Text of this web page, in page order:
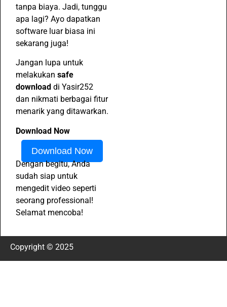
tanpa biaya. Jadi, tunggu
apa lagi? Ayo dapatkan
software luar biasa ini
sekarang juga!
Jangan lupa untuk
melakukan safe
download di Yasir252
dan nikmati berbagai fitur
menarik yang ditawarkan.
Download Now
Download Now
Dengan begitu, Anda
sudah siap untuk
mengedit video seperti
seorang professional!
Selamat mencoba!
Copyright © 2025